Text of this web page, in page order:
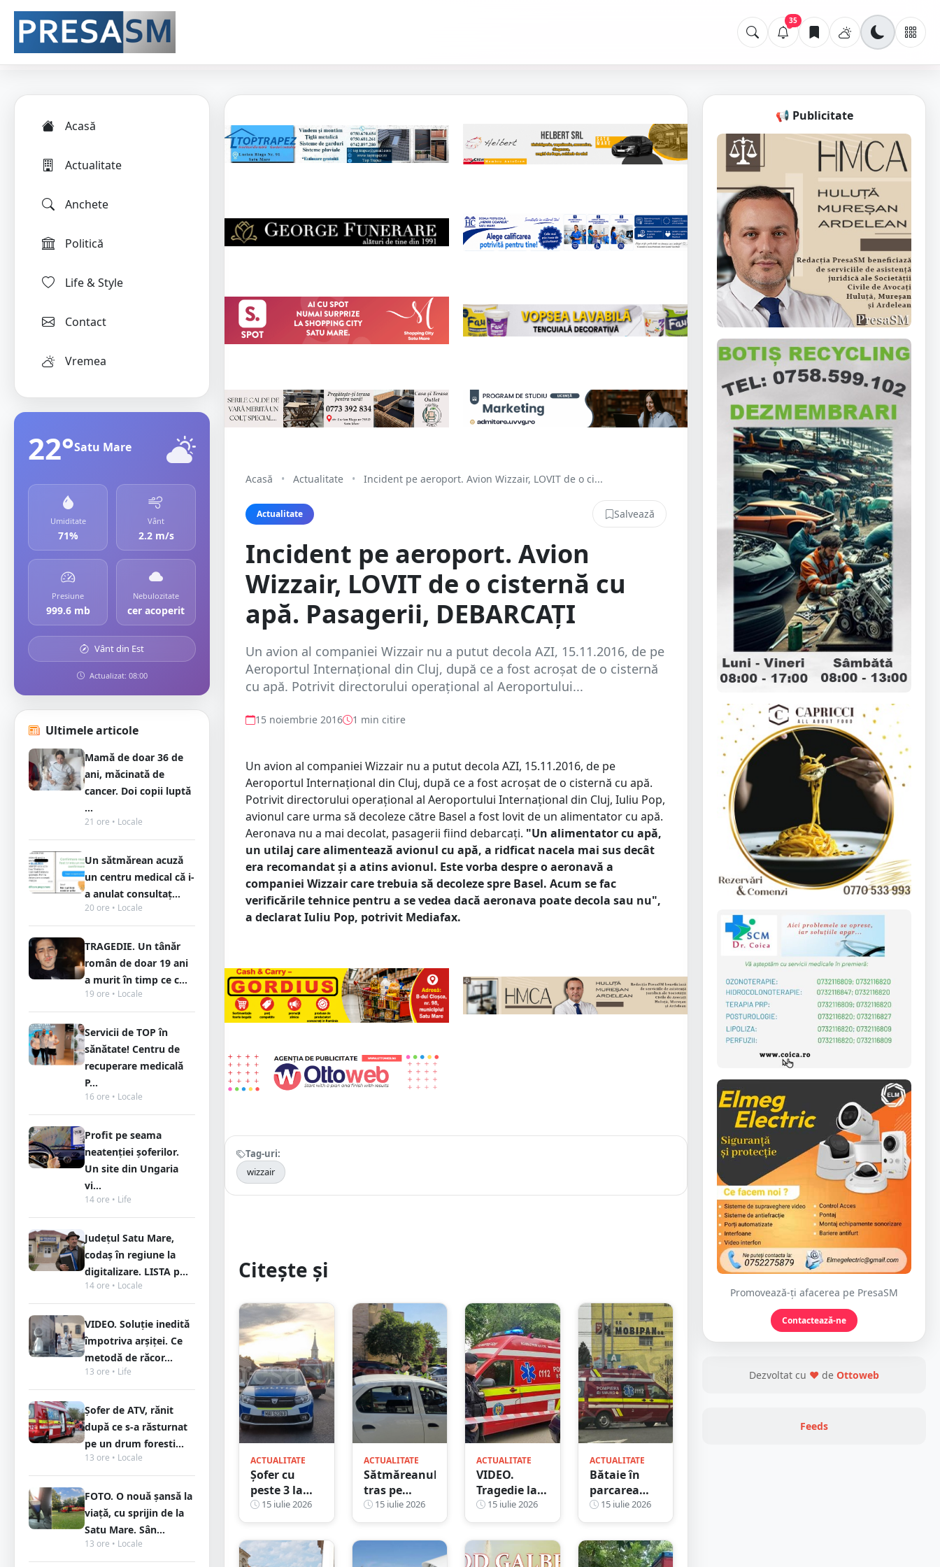
35
Acasă
Actualitate
Anchete
Politică
Life & Style
Contact
Vremea
22°Satu Mare
Umiditate
71%
Vânt
2.2 m/s
Presiune
999.6 mb
Nebulozitate
cer acoperit
Vânt din Est
Actualizat: 08:00
Ultimele articole
Mamă de doar 36 de
ani, măcinată de
cancer. Doi copii luptă
...
21 ore • Locale
Un sătmărean acuză
un centru medical că i-
a anulat consultaț...
20 ore • Locale
TRAGEDIE. Un tânăr
român de doar 19 ani
a murit în timp ce c...
19 ore • Locale
Servicii de TOP în
sănătate! Centru de
recuperare medicală
P...
16 ore • Locale
Profit pe seama
neatenției șoferilor.
Un site din Ungaria
vi...
14 ore • Life
Județul Satu Mare,
codaș în regiune la
digitalizare. LISTA p...
14 ore • Locale
VIDEO. Soluție inedită
împotriva arșiței. Ce
metodă de răcor...
13 ore • Life
Șofer de ATV, rănit
după ce s-a răsturnat
pe un drum foresti...
13 ore • Locale
FOTO. O nouă șansă la
viață, cu sprijin de la
Satu Mare. Sân...
13 ore • Locale
Acasă • Actualitate • Incident pe aeroport. Avion Wizzair, LOVIT de o ci...
Actualitate Salvează
Incident pe aeroport. Avion
Wizzair, LOVIT de o cisternă cu
apă. Pasagerii, DEBARCAȚI
Un avion al companiei Wizzair nu a putut decola AZI, 15.11.2016, de pe
Aeroportul Internaţional din Cluj, după ce a fost acroşat de o cisternă
cu apă. Potrivit directorului operaţional al Aeroportului...
15 noiembrie 2016 1 min citire
Un avion al companiei Wizzair nu a putut decola AZI, 15.11.2016, de pe
Aeroportul Internaţional din Cluj, după ce a fost acroşat de o cisternă cu apă.
Potrivit directorului operaţional al Aeroportului Internaţional din Cluj, Iuliu Pop,
avionul care urma să decoleze către Basel a fost lovit de un alimentator cu apă.
Aeronava nu a mai decolat, pasagerii fiind debarcaţi. "Un alimentator cu apă,
un utilaj care alimentează avionul cu apă, a ridficat nacela mai sus decât
era recomandat şi a atins avionul. Este vorba despre o aeronavă a
companiei Wizzair care trebuia să decoleze spre Basel. Acum se fac
verificările tehnice pentru a se vedea dacă aeronava poate decola sau nu",
a declarat Iuliu Pop, potrivit Mediafax.
Tag-uri:
wizzair
Citește și
ACTUALITATE
Șofer cu
peste 3 la
mie
alcoolemie,
condamnat
după ce a
15 iulie 2026
ACTUALITATE
Sătmăreanul
tras pe
dreapta s-a
ales cu
dosar penal.
15 iulie 2026
ACTUALITATE
VIDEO.
Tragedie la o
fabrică de la
limita
județului
Satu Mare.
15 iulie 2026
ACTUALITATE
Bătaie în
parcarea
unui mall de
pe Drumul
Careiului.
Un agent de
15 iulie 2026
📢 Publicitate
Promovează-ți afacerea pe PresaSM
Contactează-ne
Dezvoltat cu ❤ de Ottoweb
Feeds